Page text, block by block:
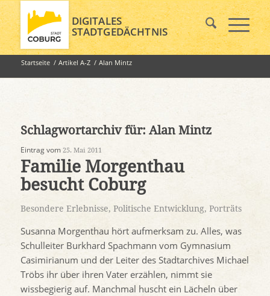
DIGITALES
STADTGEDÄCHTNIS
Startseite / Artikel A-Z / Alan Mintz
Schlagwortarchiv für: Alan Mintz
Eintrag vom 25. Mai 2011
Familie Morgenthau
besucht Coburg
Besondere Erlebnisse, Politische Entwicklung, Porträts
Susanna Morgenthau hört aufmerksam zu. Alles, was
Schulleiter Burkhard Spachmann vom Gymnasium
Casimirianum und der Leiter des Stadtarchives Michael
Tröbs ihr über ihren Vater erzählen, nimmt sie
wissbegierig auf. Manchmal huscht ein Lächeln über